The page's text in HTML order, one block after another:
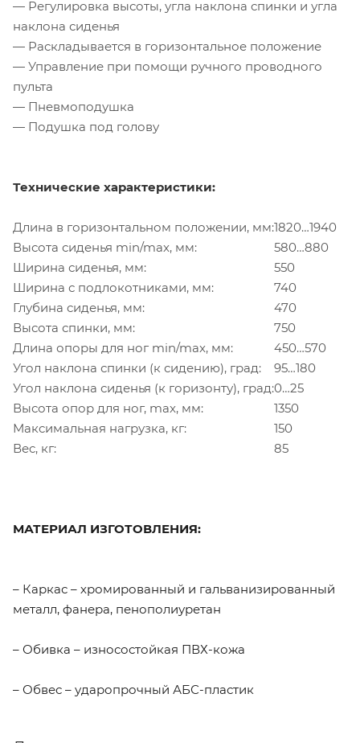
— Регулировка высоты, угла наклона спинки и угла
наклона сиденья
— Раскладывается в горизонтальное положение
— Управление при помощи ручного проводного
пульта
— Пневмоподушка
— Подушка под голову
Технические характеристики:
Длина в горизонтальном положении, мм:1820…1940
Высота сиденья min/max, мм:
580…880
Ширина сиденья, мм:
550
Ширина с подлокотниками, мм:
740
Глубина сиденья, мм:
470
Высота спинки, мм:
750
Длина опоры для ног min/max, мм:
450…570
Угол наклона спинки (к сидению), град:
95…180
Угол наклона сиденья (к горизонту), град:0…25
Высота опор для ног, max, мм:
1350
Максимальная нагрузка, кг:
150
Вес, кг:
85
МАТЕРИАЛ ИЗГОТОВЛЕНИЯ:
– Каркас – хромированный и гальванизированный
металл, фанера, пенополиуретан
– Обивка – износостойкая ПВХ-кожа
– Обвес – ударопрочный АБС-пластик